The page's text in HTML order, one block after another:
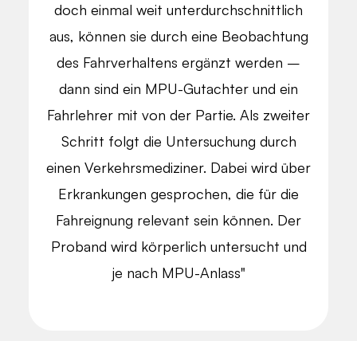
doch einmal weit unterdurchschnittlich
aus, können sie durch eine Beobachtung
des Fahrverhaltens ergänzt werden –
dann sind ein MPU-Gutachter und ein
Fahrlehrer mit von der Partie. Als zweiter
Schritt folgt die Untersuchung durch
einen Verkehrsmediziner. Dabei wird über
Erkrankungen gesprochen, die für die
Fahreignung relevant sein können. Der
Proband wird körperlich untersucht und
je nach MPU-Anlass"